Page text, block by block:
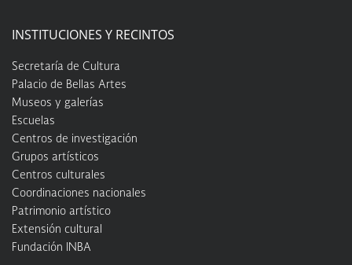
INSTITUCIONES Y RECINTOS
Secretaría de Cultura
Palacio de Bellas Artes
Museos y galerías
Escuelas
Centros de investigación
Grupos artísticos
Centros culturales
Coordinaciones nacionales
Patrimonio artístico
Extensión cultural
Fundación INBA